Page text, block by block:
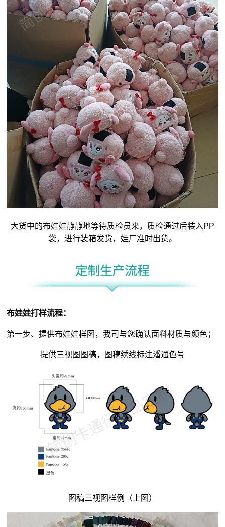
大货中的布娃娃静静地等待质检员来，质检通过后装入PP
袋，进行装箱发货，娃厂准时出货。
布娃娃打样流程：
第一步、提供布娃娃样图，我司与您确认面料材质与颜色；
提供三视图图稿，图稿绣线标注潘通色号
图稿三视图样例（上图）